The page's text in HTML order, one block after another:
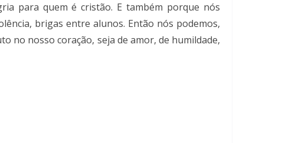
para quem é cristão. E também porque nós
brigas entre alunos. Então nós podemos,
no nosso coração, seja de amor, de humildade,